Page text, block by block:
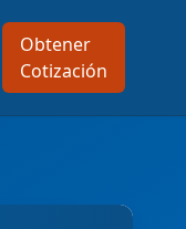
Obtener
Cotización